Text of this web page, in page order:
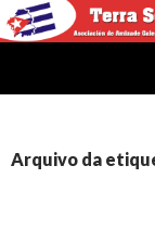
Arquivo da